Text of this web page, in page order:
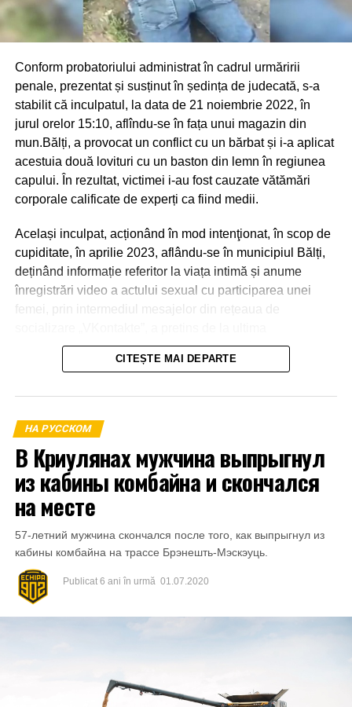
Conform probatoriului administrat în cadrul urmăririi
penale, prezentat și susținut în ședința de judecată, s-a
stabilit că inculpatul, la data de 21 noiembrie 2022, în
jurul orelor 15:10, aflîndu-se în fața unui magazin din
mun.Bălți, a provocat un conflict cu un bărbat și i-a aplicat
acestuia două lovituri cu un baston din lemn în regiunea
capului. În rezultat, victimei i-au fost cauzate vătămări
corporale calificate de experți ca fiind medii.
Același inculpat, acționând în mod intenţionat, în scop de
cupiditate, în aprilie 2023, aflându-se în municipiul Bălți,
deținând informație referitor la viața intimă și anume
înregistrări video a actului sexual cu participarea unei
femei, prin intermediul mesajelor din rețeaua de
transmiterea banilor în sumă de 600 euro, în caz contrar o
amenința cu răspândirea înregistrărilor video.
La 21 aprilie 2023, aflându-se în apartamentul părții
vătămate din mun.Bălți a primit o parte din sumă și anume
1000 de lei.
CITEȘTE MAI DEPARTE
НА РУССКОМ
В Криулянах мужчина выпрыгнул
из кабины комбайна и скончался
на месте
57-летний мужчина скончался после того, как выпрыгнул из
кабины комбайна на трассе Брэнешть-Мэскэуць.
Publicat 6 ani în urmă 01.07.2020